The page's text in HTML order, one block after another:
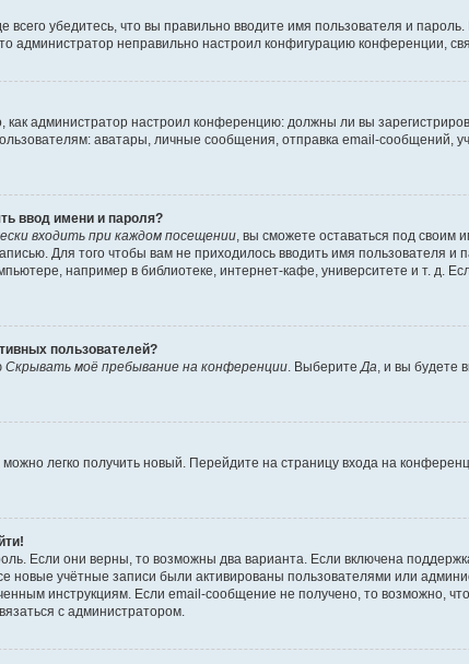
убедитесь, что вы правильно вводите имя пользователя и
администратор неправильно настроил конфигурацию конференции,
как администратор настроил конференцию: должны ли вы
аватары, личные сообщения, отправка email-сообщений,
ввод имени и пароля?
входить при каждом посещении, вы сможете оставаться под своим
Для того чтобы вам не приходилось вводить имя
например в библиотеке, интернет-кафе, университете и т. д.
пользователей?
Скрывать моё пребывание на конференции. ВыберитеДа, и вы будете
можно легко получить новый. Перейдите на страницу входа на
Если они верны, то возможны два варианта. Если включена
новые учётные записи были активированы пользователями или
инструкциям. Если email-сообщение не получено, то возможно,
с администратором.